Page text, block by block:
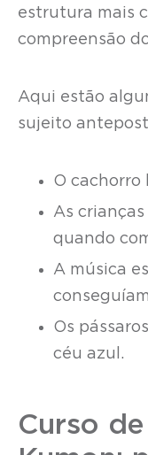
estrutura mais
compreensão
Aqui estão
sujeito
O
As
quando
A música
Os
céu azul.
Curso